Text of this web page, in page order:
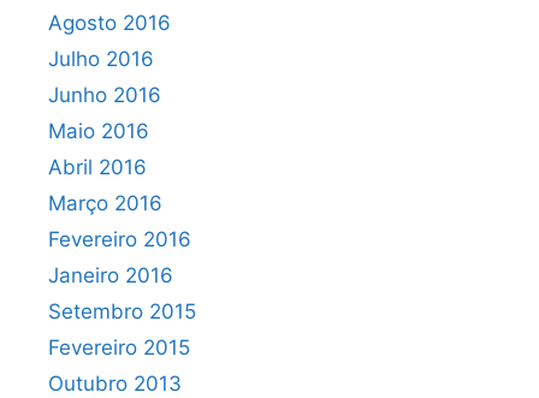
Agosto 2016
Julho 2016
Junho 2016
Maio 2016
Abril 2016
Março 2016
Fevereiro 2016
Janeiro 2016
Setembro 2015
Fevereiro 2015
Outubro 2013